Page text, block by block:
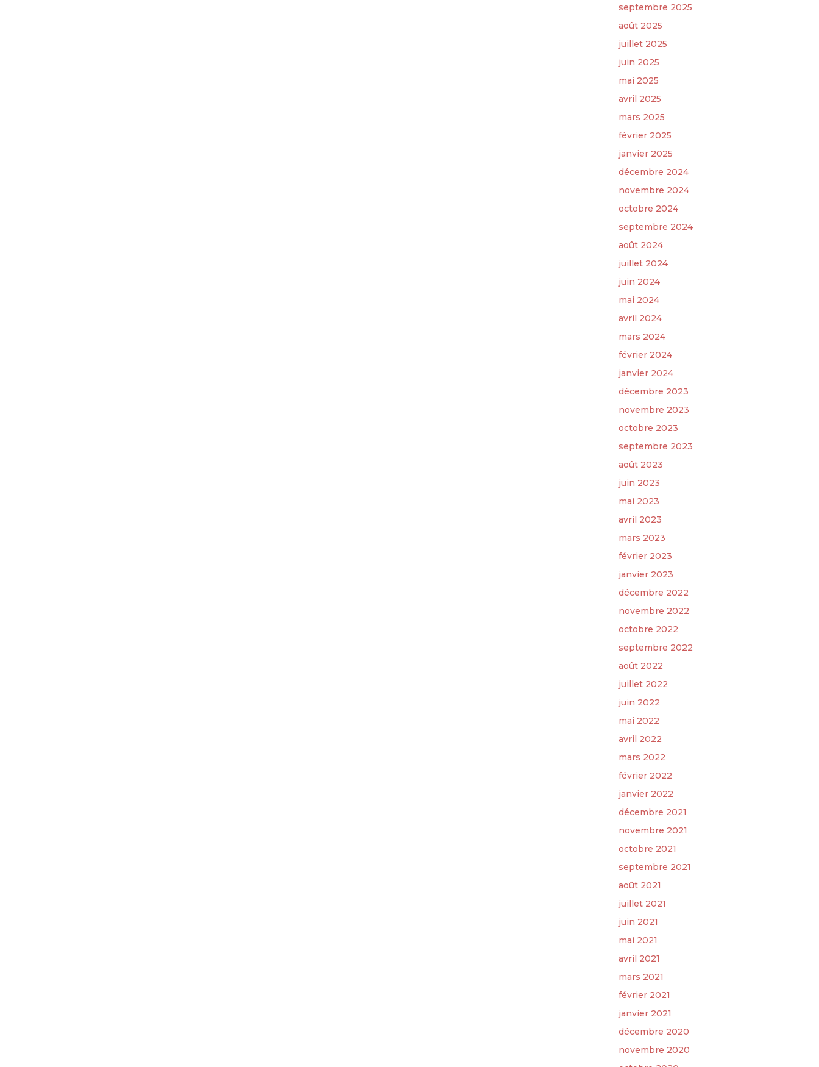
septembre 2025
août 2025
juillet 2025
juin 2025
mai 2025
avril 2025
mars 2025
février 2025
janvier 2025
décembre 2024
novembre 2024
octobre 2024
septembre 2024
août 2024
juillet 2024
juin 2024
mai 2024
avril 2024
mars 2024
février 2024
janvier 2024
décembre 2023
novembre 2023
octobre 2023
septembre 2023
août 2023
juin 2023
mai 2023
avril 2023
mars 2023
février 2023
janvier 2023
décembre 2022
novembre 2022
octobre 2022
septembre 2022
août 2022
juillet 2022
juin 2022
mai 2022
avril 2022
mars 2022
février 2022
janvier 2022
décembre 2021
novembre 2021
octobre 2021
septembre 2021
août 2021
juillet 2021
juin 2021
mai 2021
avril 2021
mars 2021
février 2021
janvier 2021
décembre 2020
novembre 2020